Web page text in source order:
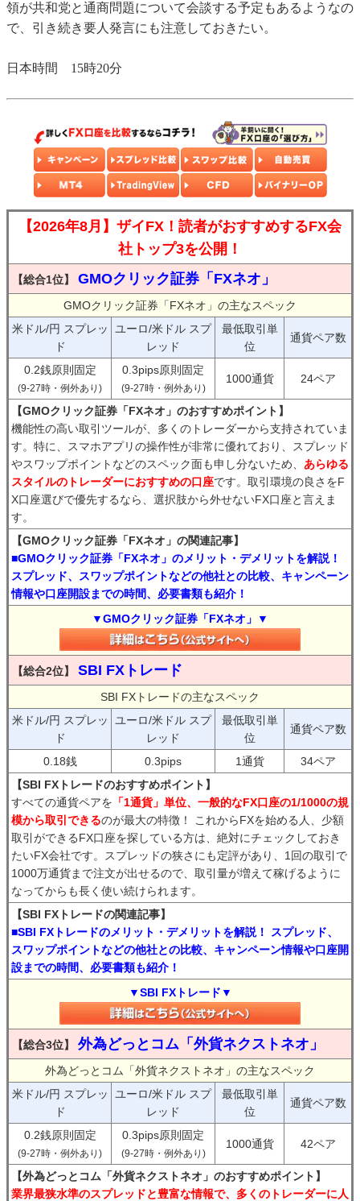
領が共和党と通商問題について会談する予定もあるようなの
で、引き続き要人発言にも注意しておきたい。
日本時間 15時20分
【2026年8月】ザイFX！読者がおすすめするFX会
社トップ3を公開！
【総合1位】 GMOクリック証券「FXネオ」
GMOクリック証券「FXネオ」の主なスペック
米ドル/円 スプレッ
ド
ユーロ/米ドル スプ
レッド
最低取引単
位
通貨ペア数
0.2銭原則固定
(9-27時・例外あり)
0.3pips原則固定
(9-27時・例外あり)
1000通貨 24ペア
【GMOクリック証券「FXネオ」のおすすめポイント】
機能性の高い取引ツールが、多くのトレーダーから支持されていま
す。特に、スマホアプリの操作性が非常に優れており、スプレッド
やスワップポイントなどのスペック面も申し分ないため、 あらゆる
スタイルのトレーダーにおすすめの口座です。取引環境の良さをF
X口座選びで優先するなら、選択肢から外せないFX口座と言えま
す。
【GMOクリック証券「FXネオ」の関連記事】
■GMOクリック証券「FXネオ」のメリット・デメリットを解説！
スプレッド、スワップポイントなどの他社との比較、キャンペーン
情報や口座開設までの時間、必要書類も紹介！
▼GMOクリック証券「FXネオ」▼
【総合2位】 SBI FXトレード
SBI FXトレードの主なスペック
米ドル/円 スプレッ
ド
ユーロ/米ドル スプ
レッド
最低取引単
位
通貨ペア数
0.18銭 0.3pips 1通貨
34ペア
【SBI FXトレードのおすすめポイント】
すべての通貨ペアを 「1通貨」単位、一般的なFX口座の1/1000の規
模から取引できるのが最大の特徴！ これからFXを始める人、少額
取引ができるFX口座を探している方は、絶対にチェックしておき
たいFX会社です。スプレッドの狭さにも定評があり、1回の取引で
1000万通貨まで注文が出せるので、取引量が増えて稼げるように
なってからも長く使い続けられます。
【SBI FXトレードの関連記事】
■SBI FXトレードのメリット・デメリットを解説！ スプレッド、
スワップポイントなどの他社との比較、キャンペーン情報や口座開
設までの時間、必要書類も紹介！
▼SBI FXトレード▼
【総合3位】 外為どっとコム「外貨ネクストネオ」
外為どっとコム「外貨ネクストネオ」の主なスペック
米ドル/円 スプレッ
ド
ユーロ/米ドル スプ
レッド
最低取引単
位
通貨ペア数
0.2銭原則固定
(9-27時・例外あり)
0.3pips原則固定
(9-27時・例外あり)
1000通貨 42ペア
【外為どっとコム「外貨ネクストネオ」のおすすめポイント】
業界最狭水準のスプレッドと豊富な情報で、多くのトレーダーに人